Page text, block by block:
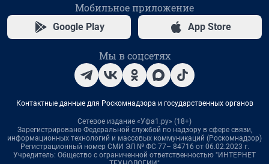
Мобильное приложение
Google Play App Store
Мы в соцсетях
Контактные данные для Роскомнадзора и государственных органов
Сетевое издание «Уфа1.ру» (18+)
Зарегистрировано Федеральной службой по надзору в сфере связи,
информационных технологий и массовых коммуникаций (Роскомнадзор)
Регистрационный номер СМИ ЭЛ № ФС 77– 84716 от 06.02.2023 г.
Учредитель: Общество с ограниченной ответственностью "ИНТЕРНЕТ